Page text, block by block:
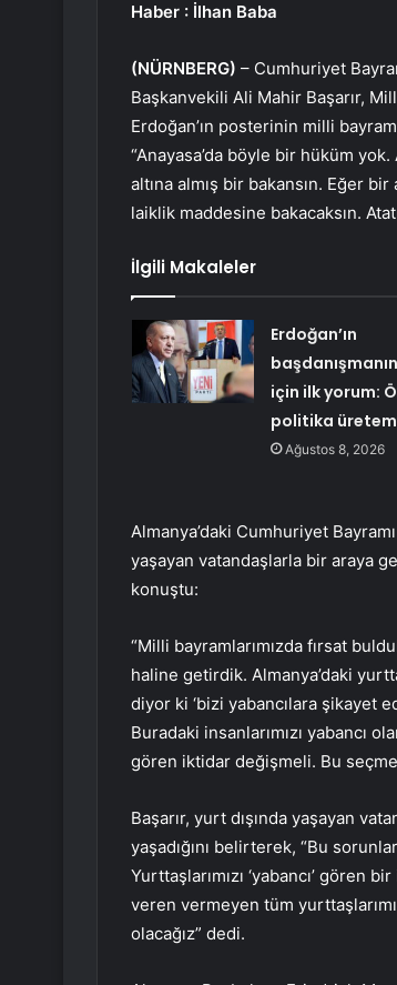
Haber : İlhan Baba
(NÜRNBERG) – Cumhuriyet
Başkanvekili Ali Mahir Başarır,
Erdoğan’ın posterinin milli
“Anayasa’da böyle bir hüküm
altına almış bir bakansın. Eğer
laiklik maddesine bakacaksın.
İlgili Makaleler
Erdoğan’ın
için ilk yorum:
politika
Ağustos 8, 2026
Almanya’daki Cumhuriyet
yaşayan vatandaşlarla bir araya
konuştu:
“Milli bayramlarımızda fırsat
haline getirdik. Almanya’daki
diyor ki ‘bizi yabancılara şikayet
Buradaki insanlarımızı yabancı
gören iktidar değişmeli. Bu
Başarır, yurt dışında yaşayan
yaşadığını belirterek, “Bu
Yurttaşlarımızı ‘yabancı’ gören
veren vermeyen tüm
olacağız” dedi.